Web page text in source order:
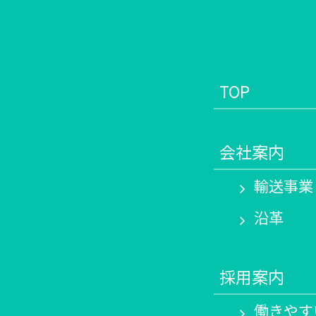
TOP
会社案内
輸送事業
沿革
採用案内
働きや